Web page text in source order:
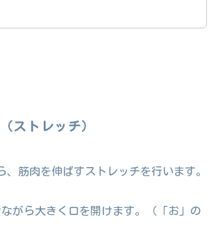
ストレッチ）
、筋肉を伸ばすストレッチを行います。
がら大きく口を開けます。（「お」の